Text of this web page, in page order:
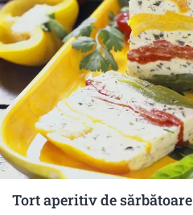
Tort aperitiv de sărbătoare